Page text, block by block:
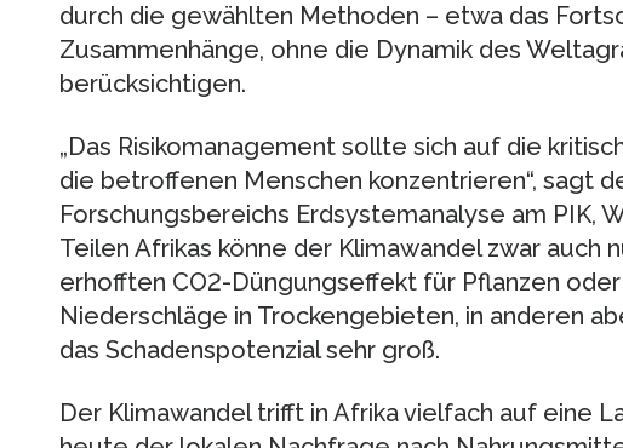
durch die gewählten Methoden – etwa das
Zusammenhänge, ohne die Dynamik des
berücksichtigen.
„Das Risikomanagement sollte sich auf die
die betroffenen Menschen konzentrieren“, sagt
Forschungsbereichs Erdsystemanalyse am PIK,
Teilen Afrikas könne der Klimawandel zwar auch
erhofften CO2-Düngungseffekt für Pflanzen
Niederschläge in Trockengebieten, in anderen
das Schadenspotenzial sehr groß.
Der Klimawandel trifft in Afrika vielfach auf eine